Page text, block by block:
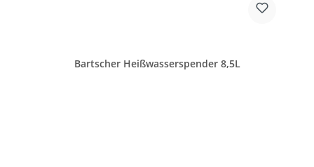
Bartscher Heißwasserspender 8,5L